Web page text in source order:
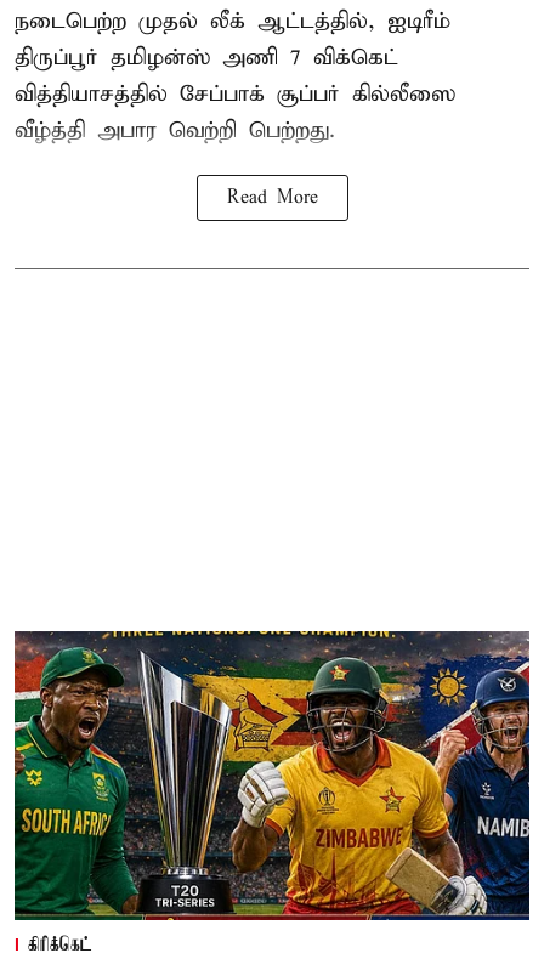
நடைபெற்ற முதல் லீக் ஆட்டத்தில், ஐடிரீம்
திருப்பூர் தமிழன்ஸ் அணி 7 விக்கெட்
வித்தியாசத்தில் சேப்பாக் சூப்பர் கில்லீஸை
வீழ்த்தி அபார வெற்றி பெற்றது.
Read More
கிரிக்கெட்